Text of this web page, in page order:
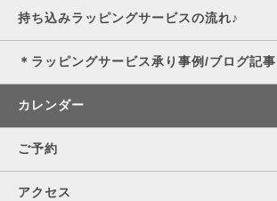
持ち込みラッピングサービスの流れ♪
＊ラッピングサービス承り事例/ブログ記事
カレンダー
ご予約
アクセス